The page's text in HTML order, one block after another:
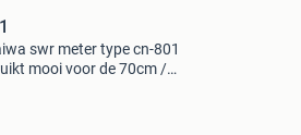
swr meter type cn-801
mooi voor de 70cm /